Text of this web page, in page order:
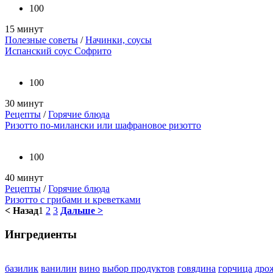
100
15 минут
Полезные советы /Начинки, соусы
Испанский соус Софрито
100
30 минут
Рецепты /Горячие блюда
Ризотто по-милански или шафрановое ризотто
100
40 минут
Рецепты /Горячие блюда
Ризотто с грибами и креветками
< Назад1 2 3 Дальше >
Ингредиенты
базилик ванилин вино выбор продуктов говядина горчица